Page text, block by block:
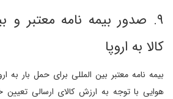
۹. صدور بیمه نامه معتبر و
کالا به اروپا
بیمه نامه معتبر بین المللی برای حمل بار به
هوایی با توجه به ارزش کالای ارسالی